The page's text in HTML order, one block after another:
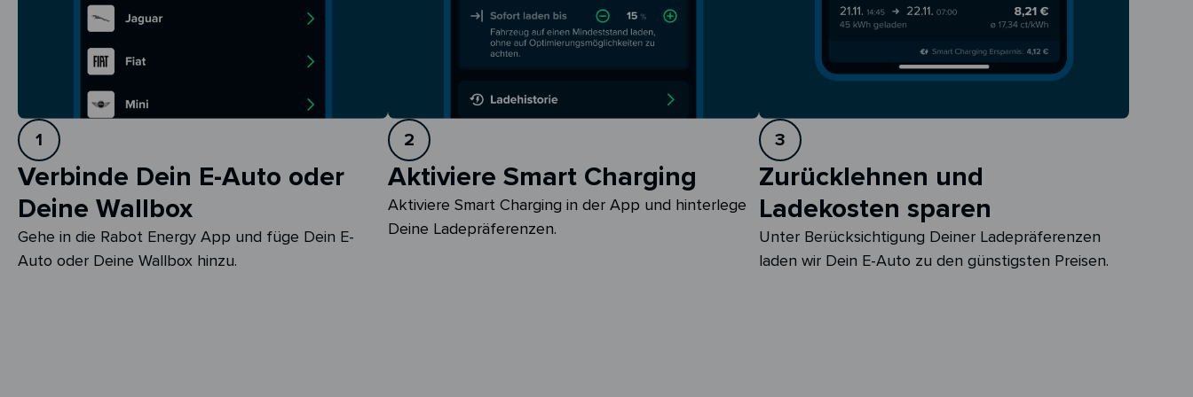
1
Verbinde Dein E-Auto oder
Deine Wallbox
Gehe in die Rabot Energy App und füge Dein E-
Auto oder Deine Wallbox hinzu.
2
Aktiviere Smart Charging
Aktiviere Smart Charging in der App und hinterlege
Deine Ladepräferenzen.
3
Zurücklehnen und
Ladekosten sparen
Unter Berücksichtigung Deiner Ladepräferenzen
laden wir Dein E-Auto zu den günstigsten Preisen.